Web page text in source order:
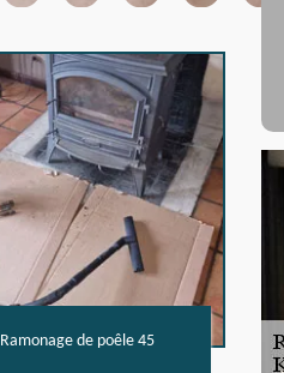
Ramonage de poêle 45